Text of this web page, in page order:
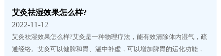
艾灸祛湿效果怎么样?
2022-11-12
艾灸祛湿效果怎么样?艾灸是一种物理疗法，能有效清除体内湿气，疏
通经络。艾灸可以健脾和胃、温中补虚，可以增加脾胃的运化功能，